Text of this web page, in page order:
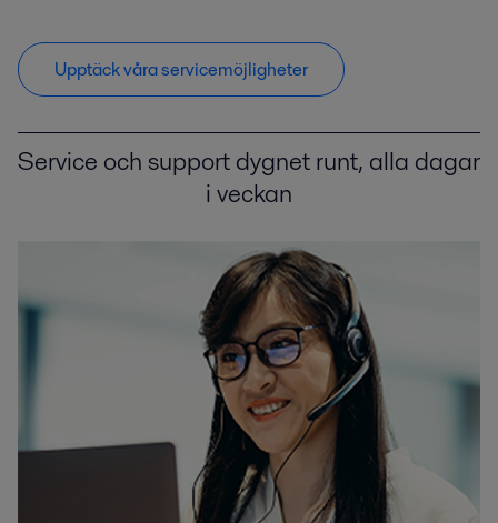
Upptäck våra servicemöjligheter
Service och support dygnet runt, alla dagar
i veckan